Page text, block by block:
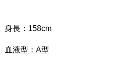
身長：158cm
血液型：A型